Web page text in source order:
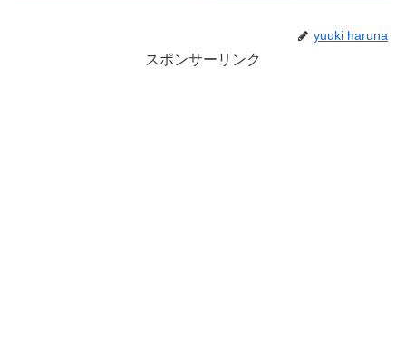
yuuki haruna
スポンサーリンク